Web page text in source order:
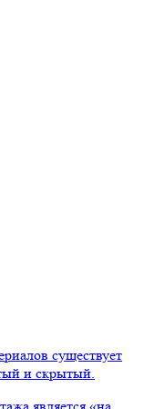
существует
и скрытый.